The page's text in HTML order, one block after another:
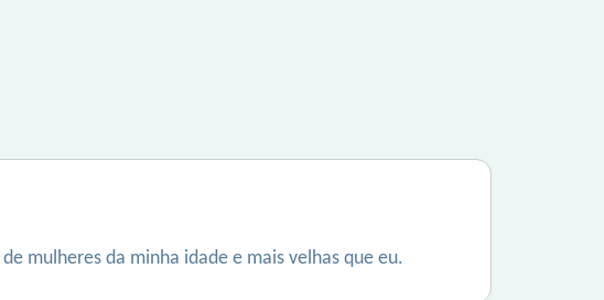
mulheres da minha idade e mais velhas que eu.